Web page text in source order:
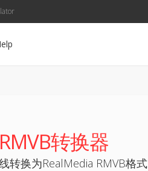
转换器
转换为RealMedia RMVB格式